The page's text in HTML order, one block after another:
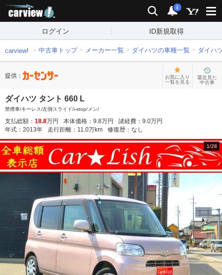
検索 通知
i
ログイン ID新規取得
carview! 中古車トップ メーカー一覧 ダイハツの車種一覧 ダイハ
提供：
お気に入り
一覧を見る
最近見た
中古車
ダイハツ タント 660 L
禁煙車/キーレス/左側スライド/i-stop/メン/
支払総額： 18.8万円 本体価格： 9.8万円 諸経費： 9.0万円
年式： 2013年 走行距離： 11.0万km 修復歴： なし
1/28